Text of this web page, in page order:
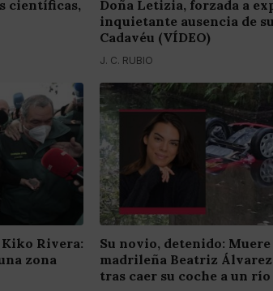
científicas,
Doña Letizia, forzada a
inquietante ausencia de
Cadavéu (VÍDEO)
J. C. RUBIO
Kiko Rivera:
zona
Su novio, detenido:
madrileña Beatriz
tras caer su coche a un río